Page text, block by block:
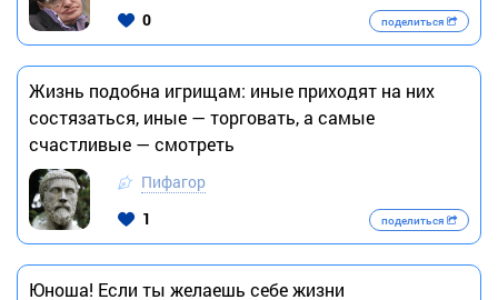
0
поделиться
Жизнь подобна игрищам: иные приходят на них
состязаться, иные — торговать, а самые
счастливые — смотреть
Пифагор
1
поделиться
Юноша! Если ты желаешь себе жизни